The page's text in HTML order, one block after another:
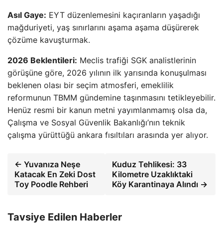
Asıl Gaye: EYT düzenlemesini kaçıranların yaşadığı
mağduriyeti, yaş sınırlarını aşama aşama düşürerek
çözüme kavuşturmak.
2026 Beklentileri: Meclis trafiği SGK analistlerinin
görüşüne göre, 2026 yılının ilk yarısında konuşulması
beklenen olası bir seçim atmosferi, emeklilik
reformunun TBMM gündemine taşınmasını tetikleyebilir.
Henüz resmi bir kanun metni yayımlanmamış olsa da,
Çalışma ve Sosyal Güvenlik Bakanlığı’nın teknik
çalışma yürüttüğü ankara fısıltıları arasında yer alıyor.
← Yuvanıza Neşe
Katacak En Zeki Dost
Toy Poodle Rehberi
Kuduz Tehlikesi: 33
Kilometre Uzaklıktaki
Köy Karantinaya Alındı →
Tavsiye Edilen Haberler